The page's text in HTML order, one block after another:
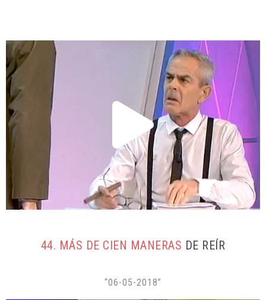
44. MÁS DE CIEN MANERAS DE REÍR
“06-05-2018”